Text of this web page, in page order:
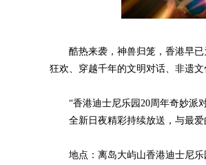
酷热来袭，神兽归笼，香港早
狂欢、穿越千年的文明对话、非遗
“香港迪士尼乐园20周年奇妙派
全新日夜精彩持续放送，与最
地点：离岛大屿山香港迪士尼乐